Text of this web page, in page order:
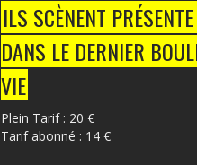
ILS SCÈNENT
DANS LE DERNIER
VIE
Plein Tarif : 20 €
Tarif abonné : 14 €